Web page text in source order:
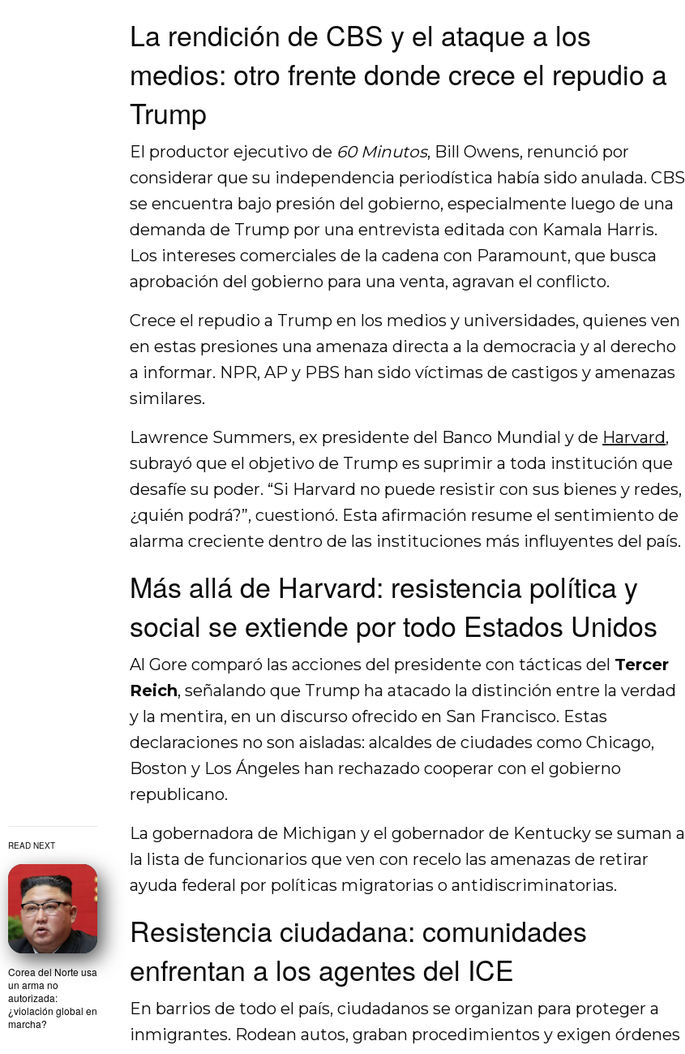
READ NEXT
Corea del Norte usa
un arma no
autorizada:
¿violación global en
marcha?
La rendición de CBS y el ataque a los
medios: otro frente donde crece el repudio a
Trump
El productor ejecutivo de 60 Minutos, Bill Owens, renunció por
considerar que su independencia periodística había sido anulada. CBS
se encuentra bajo presión del gobierno, especialmente luego de una
demanda de Trump por una entrevista editada con Kamala Harris.
Los intereses comerciales de la cadena con Paramount, que busca
aprobación del gobierno para una venta, agravan el conflicto.
Crece el repudio a Trump en los medios y universidades, quienes ven
en estas presiones una amenaza directa a la democracia y al derecho
a informar. NPR, AP y PBS han sido víctimas de castigos y amenazas
similares.
Lawrence Summers, ex presidente del Banco Mundial y de Harvard,
subrayó que el objetivo de Trump es suprimir a toda institución que
desafíe su poder. “Si Harvard no puede resistir con sus bienes y redes,
¿quién podrá?”, cuestionó. Esta afirmación resume el sentimiento de
alarma creciente dentro de las instituciones más influyentes del país.
Más allá de Harvard: resistencia política y
social se extiende por todo Estados Unidos
Al Gore comparó las acciones del presidente con tácticas del Tercer
Reich, señalando que Trump ha atacado la distinción entre la verdad
y la mentira, en un discurso ofrecido en San Francisco. Estas
declaraciones no son aisladas: alcaldes de ciudades como Chicago,
Boston y Los Ángeles han rechazado cooperar con el gobierno
republicano.
La gobernadora de Michigan y el gobernador de Kentucky se suman a
la lista de funcionarios que ven con recelo las amenazas de retirar
ayuda federal por políticas migratorias o antidiscriminatorias.
Resistencia ciudadana: comunidades
enfrentan a los agentes del ICE
En barrios de todo el país, ciudadanos se organizan para proteger a
inmigrantes. Rodean autos, graban procedimientos y exigen órdenes